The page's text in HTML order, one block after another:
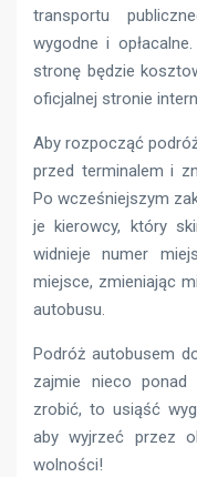
transportu
wygodne i
stronę będzie
oficjalnej stronie
Aby rozpocząć
przed terminalem i
Po wcześniejszym
je kierowcy, który
widnieje numer
miejsce, zmieniając
autobusu.
Podróż autobusem
zajmie nieco
zrobić, to usiąść
aby wyjrzeć przez
wolności!